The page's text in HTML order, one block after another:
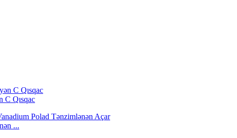
C Qısqac
...